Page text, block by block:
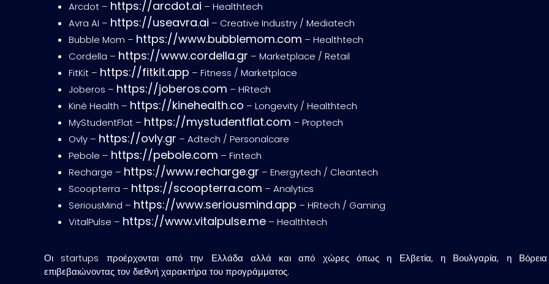
Arcdot – https://arcdot.ai – Healthtech
Avra AI – https://useavra.ai – Creative Industry / Mediatech
Bubble Mom – https://www.bubblemom.com – Healthtech
Cordella – https://www.cordella.gr – Marketplace / Retail
FitKit – https://fitkit.app – Fitness / Marketplace
Joberos – https://joberos.com – HRtech
Kiné Health – https://kinehealth.co – Longevity / Healthtech
MyStudentFlat – https://mystudentflat.com – Proptech
Ovly – https://ovly.gr – Adtech / Personalcare
Pebole – https://pebole.com – Fintech
Recharge – https://www.recharge.gr – Energytech / Cleantech
Scoopterra – https://scoopterra.com – Analytics
SeriousMind – https://www.seriousmind.app – HRtech / Gaming
VitalPulse – https://www.vitalpulse.me – Healthtech
Οι startups προέρχονται από την Ελλάδα αλλά και από χώρες όπως η Ελβετία, η Βουλγαρία, η Βόρεια
επιβεβαιώνοντας τον διεθνή χαρακτήρα του προγράμματος.